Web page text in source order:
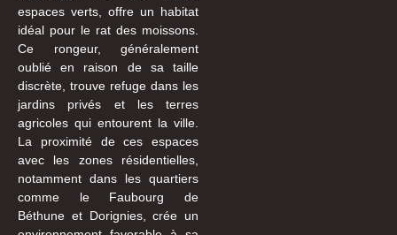
espaces verts, offre un habitat
idéal pour le rat des moissons.
Ce rongeur, généralement
oublié en raison de sa taille
discrète, trouve refuge dans les
jardins privés et les terres
agricoles qui entourent la ville.
La proximité de ces espaces
avec les zones résidentielles,
notamment dans les quartiers
comme le Faubourg de
Béthune et Dorignies, crée un